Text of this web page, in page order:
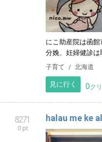
にこ助産院は函館
分娩、妊婦健診は
子育て 北海道
見に行く 0ク
8271
0 pt
halau me ke